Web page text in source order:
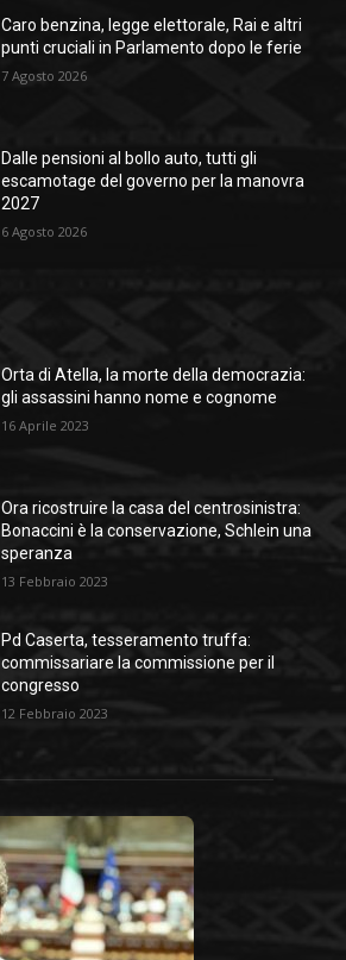
Caro benzina, legge elettorale, Rai e altri
punti cruciali in Parlamento dopo le ferie
7 Agosto 2026
Dalle pensioni al bollo auto, tutti gli
escamotage del governo per la manovra
2027
6 Agosto 2026
Orta di Atella, la morte della democrazia:
gli assassini hanno nome e cognome
16 Aprile 2023
Ora ricostruire la casa del centrosinistra:
Bonaccini è la conservazione, Schlein una
speranza
13 Febbraio 2023
Pd Caserta, tesseramento truffa:
commissariare la commissione per il
congresso
12 Febbraio 2023